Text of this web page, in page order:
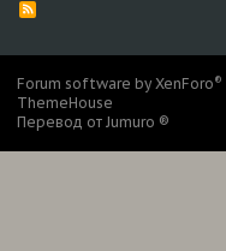
R
Forum software by XenForo®
ThemeHouse
Перевод от Jumuro ®